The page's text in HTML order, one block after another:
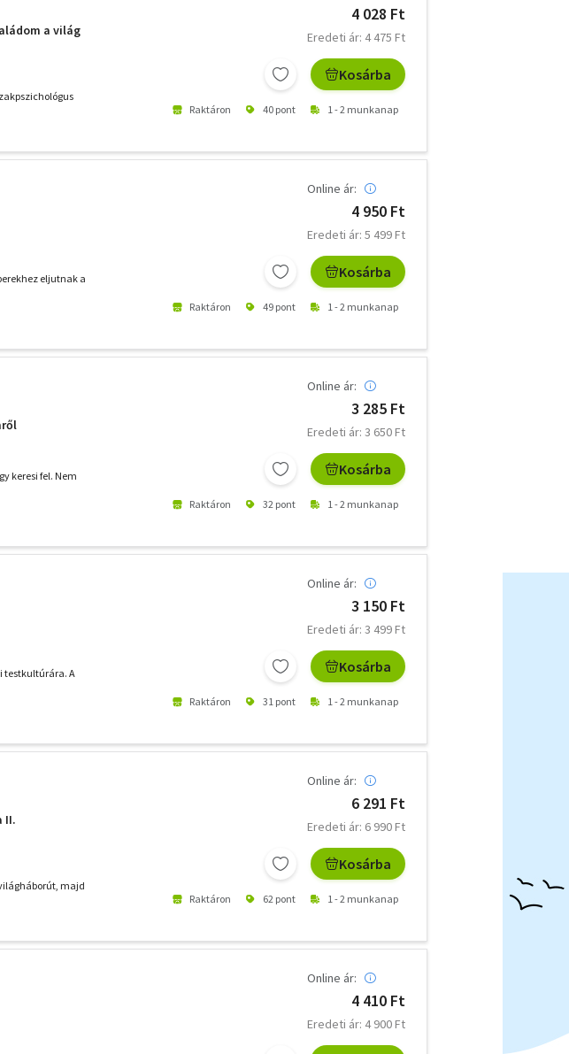
a világ
4 028 Ft
Eredeti ár: 4 475 Ft
Kosárba
Raktáron 40 pont 1 - 2 munkanap
eljutnak a
Online ár:
4 950 Ft
Eredeti ár: 5 499 Ft
Kosárba
Raktáron 49 pont 1 - 2 munkanap
keresi fel. Nem
Online ár:
3 285 Ft
Eredeti ár: 3 650 Ft
Kosárba
Raktáron 32 pont 1 - 2 munkanap
testkultúrára. A
Online ár:
3 150 Ft
Eredeti ár: 3 499 Ft
Kosárba
Raktáron 31 pont 1 - 2 munkanap
II.
majd
Online ár:
6 291 Ft
Eredeti ár: 6 990 Ft
Kosárba
Raktáron 62 pont 1 - 2 munkanap
Online ár:
4 410 Ft
Eredeti ár: 4 900 Ft